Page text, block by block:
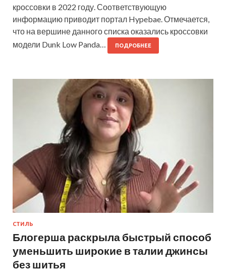
кроссовки в 2022 году. Соответствующую
информацию приводит портал Hypebae. Отмечается,
что на вершине данного списка оказались кроссовки
модели Dunk Low Panda…
ПОДРОБНЕЕ
СТИЛЬ
Блогерша раскрыла быстрый способ
уменьшить широкие в талии джинсы
без шитья